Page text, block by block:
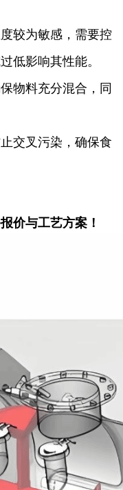
较为敏感，需要控
低影响其性能。
物料充分混合，同
交叉污染，确保食
价与工艺方案！